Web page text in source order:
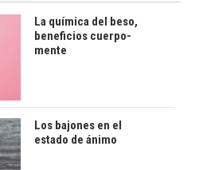
La química del beso,
beneficios cuerpo-
mente
Los bajones en el
estado de ánimo